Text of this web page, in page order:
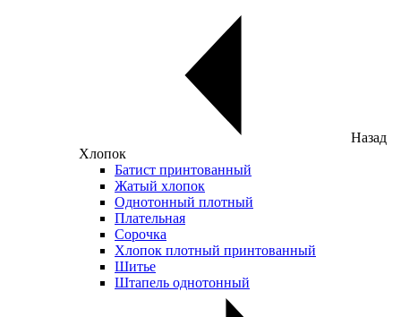
Назад
Хлопок
Батист принтованный
Жатый хлопок
Однотонный плотный
Плательная
Сорочка
Хлопок плотный принтованный
Шитье
Штапель однотонный